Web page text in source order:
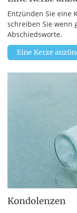
Entzünden Sie eine
schreiben Sie wenn
Abschiedsworte.
Eine Kerze
Kondolenzen